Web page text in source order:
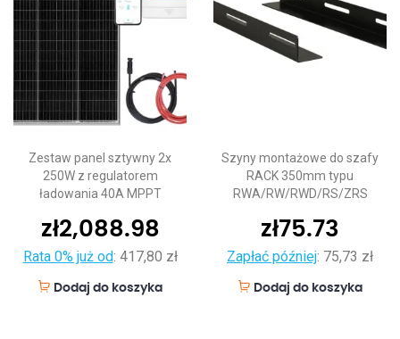
Zestaw panel sztywny 2x
250W z regulatorem
ładowania 40A MPPT
zł2,088.98
Rata 0% już od: 417,80 zł
Dodaj do koszyka
Szyny montażowe do szafy
RACK 350mm typu
RWA/RW/RWD/RS/ZRS
zł75.73
Zapłać później: 75,73 zł
Dodaj do koszyka